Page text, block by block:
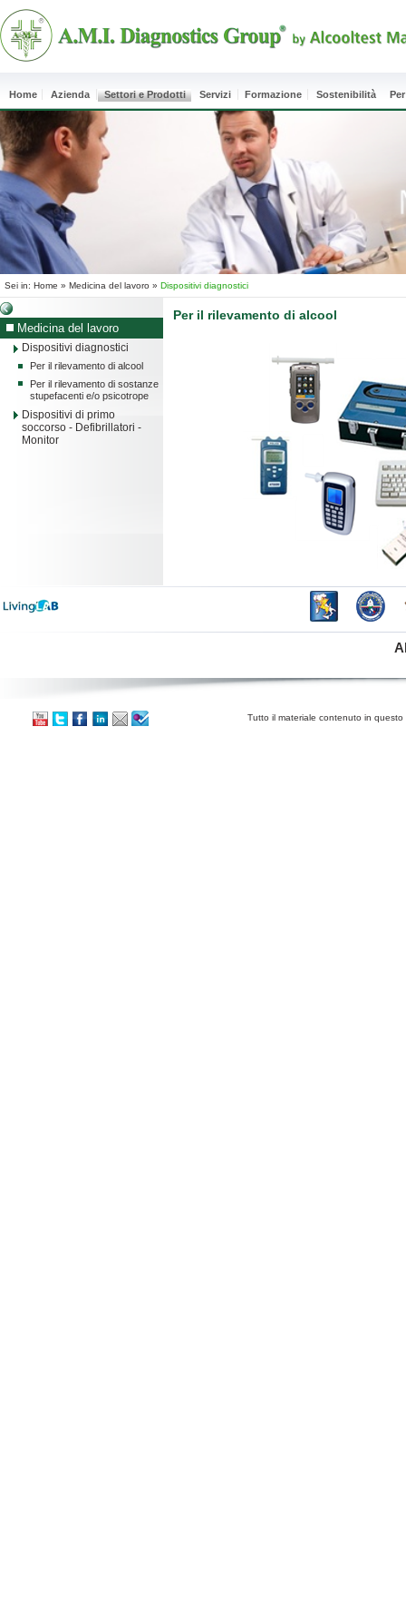
Home Azienda Settori e Prodotti Servizi Formazione Sostenibilità
Sei in: Home » Medicina del lavoro » Dispositivi diagnostici
Medicina del lavoro
Dispositivi diagnostici
Per il rilevamento di alcool
Per il rilevamento di sostanze
stupefacenti e/o psicotrope
Dispositivi di primo
soccorso - Defibrillatori -
Monitor
Per il rilevamento di alcool
Tutto il materiale contenuto in